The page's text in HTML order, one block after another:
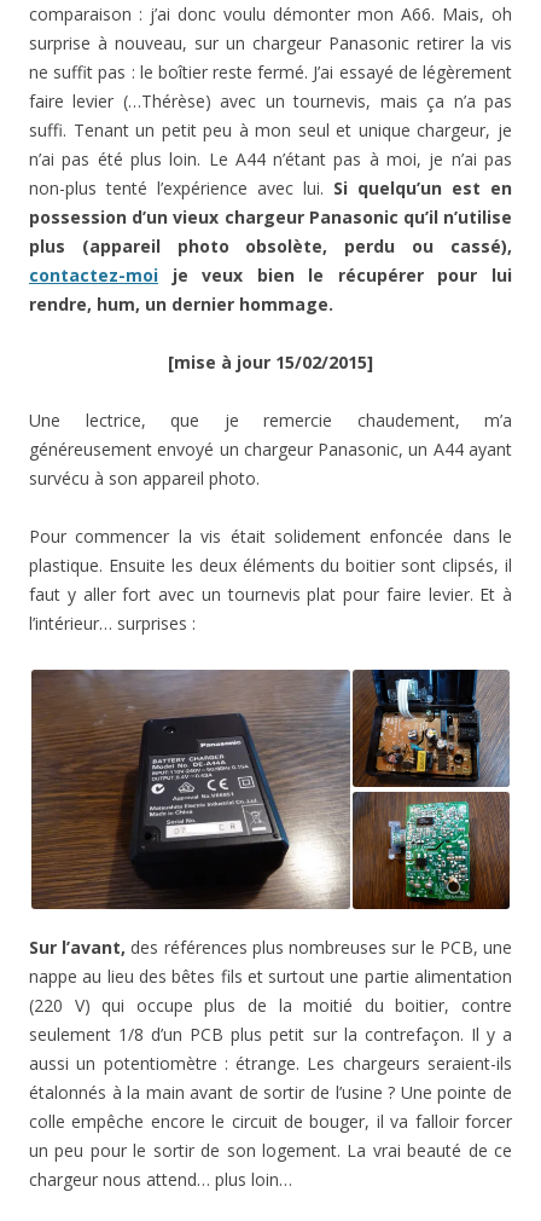
comparaison : j’ai donc voulu démonter mon A66. Mais, oh
surprise à nouveau, sur un chargeur Panasonic retirer la vis
ne suffit pas : le boîtier reste fermé. J’ai essayé de légèrement
faire levier (…Thérèse) avec un tournevis, mais ça n’a pas
suffi. Tenant un petit peu à mon seul et unique chargeur, je
n’ai pas été plus loin. Le A44 n’étant pas à moi, je n’ai pas
non-plus tenté l’expérience avec lui. Si quelqu’un est en
possession d’un vieux chargeur Panasonic qu’il n’utilise
plus (appareil photo obsolète, perdu ou cassé),
contactez-moi je veux bien le récupérer pour lui
rendre, hum, un dernier hommage.
[mise à jour 15/02/2015]
Une lectrice, que je remercie chaudement, m’a
généreusement envoyé un chargeur Panasonic, un A44 ayant
survécu à son appareil photo.
Pour commencer la vis était solidement enfoncée dans le
plastique. Ensuite les deux éléments du boitier sont clipsés, il
faut y aller fort avec un tournevis plat pour faire levier. Et à
l’intérieur… surprises :
Sur l’avant, des références plus nombreuses sur le PCB, une
nappe au lieu des bêtes fils et surtout une partie alimentation
(220 V) qui occupe plus de la moitié du boitier, contre
seulement 1/8 d’un PCB plus petit sur la contrefaçon. Il y a
aussi un potentiomètre : étrange. Les chargeurs seraient-ils
étalonnés à la main avant de sortir de l’usine ? Une pointe de
colle empêche encore le circuit de bouger, il va falloir forcer
un peu pour le sortir de son logement. La vrai beauté de ce
chargeur nous attend… plus loin…